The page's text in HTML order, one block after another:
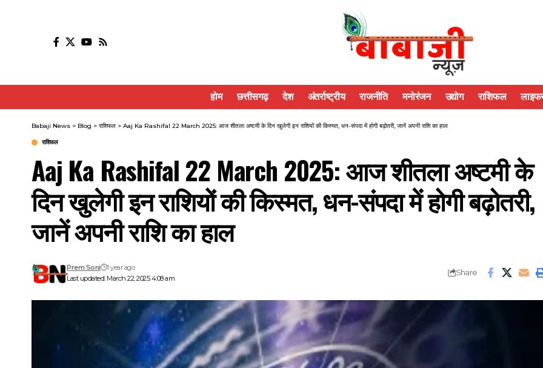
होम छत्तीसगढ़ देश अंतर्राष्ट्रीय राजनीति मनोरंजन उद्योग राशिफल
Babaji News > Blog > राशिफल > Aaj Ka Rashifal 22 March 2025: आज शीतला अष्टमी के दिन खुलेगी इन राशियों की किस्मत, धन-संपदा में होगी बढ़ोतरी, जानें अपनी राशि का हाल
राशिफल
Aaj Ka Rashifal 22 March 2025: आज शीतला अष्टमी के
दिन खुलेगी इन राशियों की किस्मत, धन-संपदा में होगी बढ़ोतरी,
जानें अपनी राशि का हाल
Last updated: March 22, 2025 4:08 am
Prem Soni 1 year ago
Share